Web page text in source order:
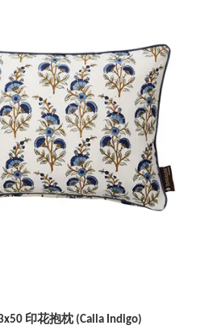
印花抱枕 (Calla Indigo)